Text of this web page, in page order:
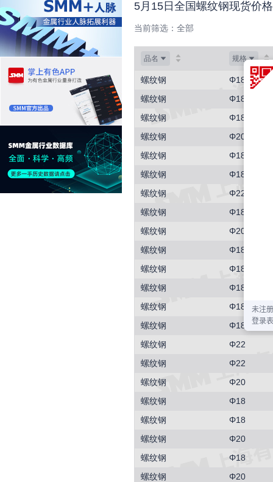
5月15日全国螺纹钢现货价
当前筛选： 全部
品名 规格
螺纹钢
Φ18
螺纹钢
Φ18
螺纹钢
Φ18
螺纹钢
Φ20
螺纹钢
Φ18
螺纹钢
Φ18
螺纹钢
Φ22
螺纹钢
Φ18
螺纹钢
Φ20
螺纹钢
Φ18
螺纹钢
Φ18
螺纹钢
Φ18
螺纹钢
Φ18
螺纹钢
Φ18
螺纹钢
Φ22
螺纹钢
Φ22
螺纹钢
Φ20
螺纹钢
Φ18
螺纹钢
Φ18
螺纹钢
Φ20
螺纹钢
Φ18
螺纹钢
Φ20